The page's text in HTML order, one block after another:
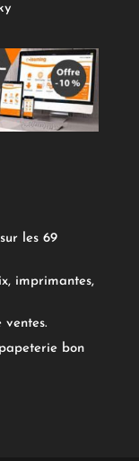
les 69
imprimantes,
ventes.
bon